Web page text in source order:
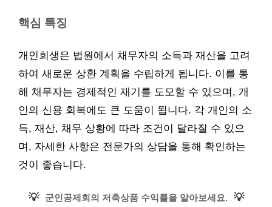
핵심 특징
개인회생은 법원에서 채무자의 소득과 재산을 고려
하여 새로운 상환 계획을 수립하게 됩니다. 이를 통
해 채무자는 경제적인 재기를 도모할 수 있으며, 개
인의 신용 회복에도 큰 도움이 됩니다. 각 개인의 소
득, 재산, 채무 상황에 따라 조건이 달라질 수 있으
며, 자세한 사항은 전문가의 상담을 통해 확인하는
것이 좋습니다.
💡 군인공제회의 저축상품 수익률을 알아보세요. 💡